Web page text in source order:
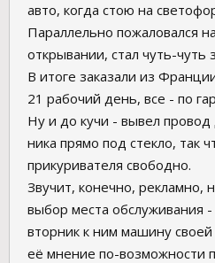
авто, когда стою на
Параллельно пожаловался
открывании, стал чуть-чуть
В итоге заказали из
21 рабочий день, все - по
Ну и до кучи - вывел провод
ника прямо под стекло, так
прикуривателя свободно.
Звучит, конечно,
выбор места обслуживания
вторник к ним машину
её мнение по-возможности